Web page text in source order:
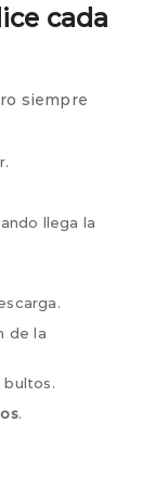
cada
siempre
llega la
de la
bultos.
.